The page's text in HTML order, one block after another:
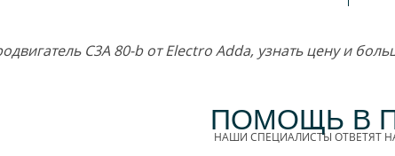
C3A 80-b от Electro Adda, узнать цену и
ПОМОЩЬ В
НАШИ СПЕЦИАЛИСТЫ ОТВЕТЯТ